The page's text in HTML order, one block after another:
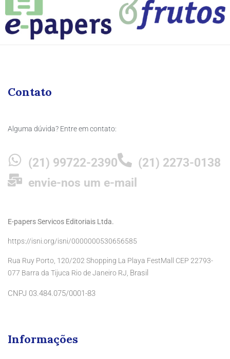
Contato
Alguma dúvida? Entre em contato:
(21) 99722-2390
(21) 2273-0138
envie-nos um e-mail
E-papers Servicos Editoriais Ltda.
https://isni.org/isni/0000000530656585
Rua Ruy Porto, 120/202 Shopping La Playa FestMall CEP 22793-
077 Barra da Tijuca Rio de Janeiro RJ, Brasil
CNPJ 03.484.075/0001-83
Informações